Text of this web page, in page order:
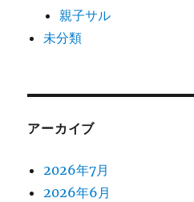
親子サル
未分類
アーカイブ
2026年7月
2026年6月